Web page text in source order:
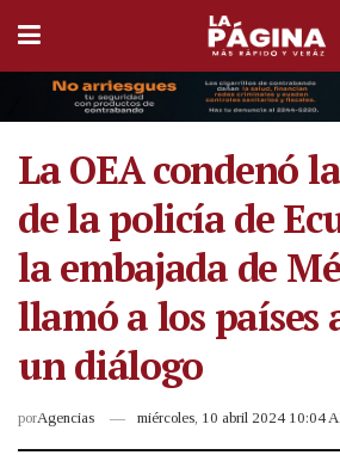
La OEA condenó
de la policía de
la embajada de
llamó a los países
un diálogo
porAgencias miércoles, 10 abril 2024 10:04